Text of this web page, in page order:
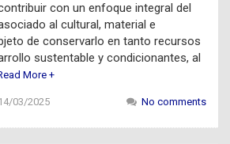
con un enfoque integral del
al cultural, material e
de conservarlo en tanto recursos
sustentable y condicionantes, al
More +
03/2025 No comments